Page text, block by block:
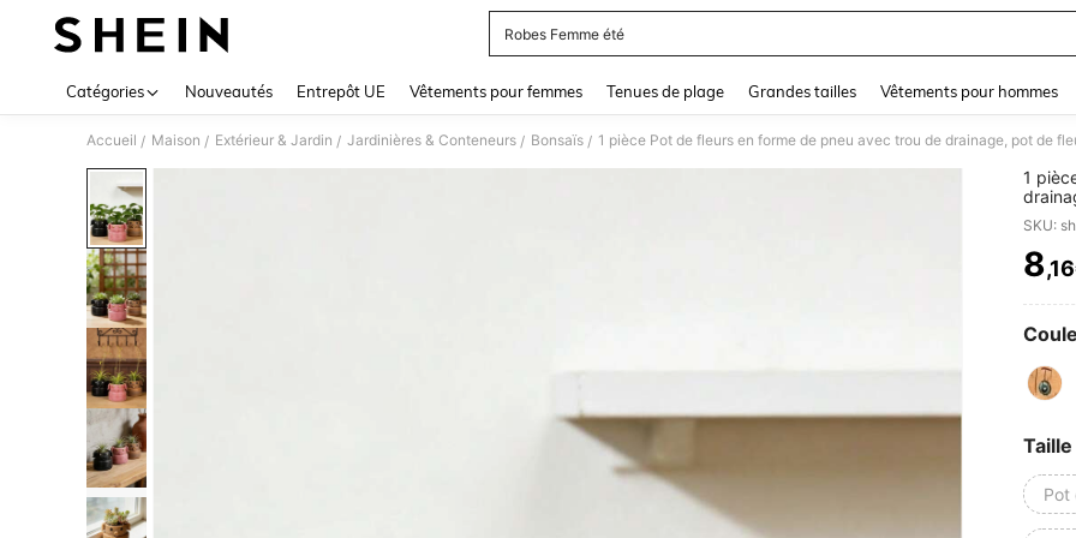
Robes Femme été
Catégories Nouveautés Entrepôt UE Vêtements pour femmes Tenues de plage Grandes tailles Vêtements pour hommes
Accueil / Maison / Extérieur & Jardin / Jardinières & Conteneurs / Bonsaïs /
1
vase
SKU:
8
Taille
Pot